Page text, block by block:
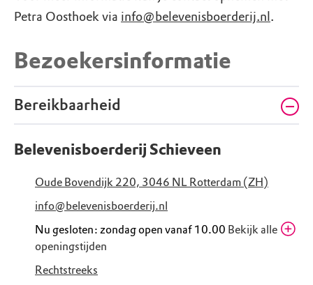
Petra Oosthoek via info@belevenisboerderij.nl .
Bezoekersinformatie
Bereikbaarheid
Belevenisboerderij Schieveen
Oude Bovendijk 220, 3046 NL Rotterdam (ZH)
info@belevenisboerderij.nl
Nu gesloten: zondag open vanaf 10.00 Bekijk alle
openingstijden
Zaterdag
Rechtstreeks